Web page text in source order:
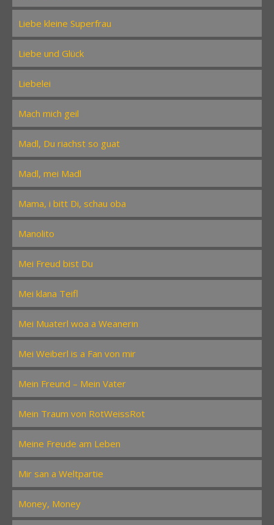
Liebe kleine Superfrau
Liebe und Glück
Liebelei
Mach mich geil
Madl, Du riachst so guat
Madl, mei Madl
Mama, i bitt Di, schau oba
Manolito
Mei Freud bist Du
Mei klana Teifl
Mei Muaterl woa a Weanerin
Mei Weiberl is a Fan von mir
Mein Freund – Mein Vater
Mein Traum von RotWeissRot
Meine Freude am Leben
Mir san a Weltpartie
Money, Money